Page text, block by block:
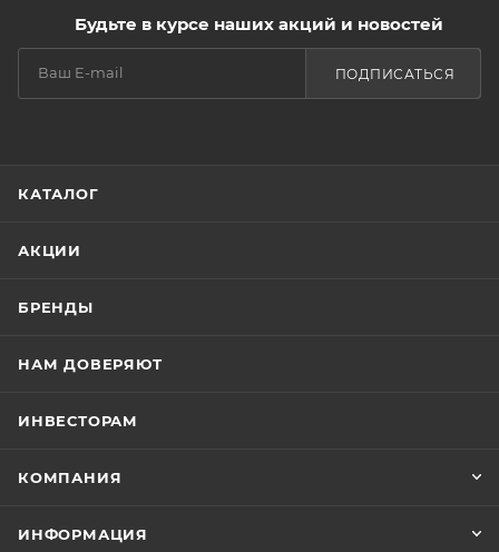
Будьте в курсе наших акций и новостей
ПОДПИСАТЬСЯ
КАТАЛОГ
АКЦИИ
БРЕНДЫ
НАМ ДОВЕРЯЮТ
ИНВЕСТОРАМ
КОМПАНИЯ
ИНФОРМАЦИЯ